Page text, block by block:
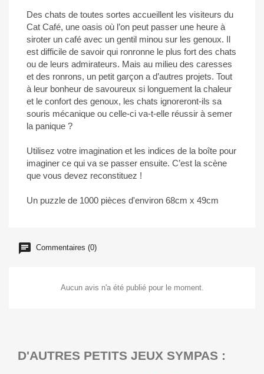
Des chats de toutes sortes accueillent les visiteurs du
Cat Café, une oasis où l’on peut passer une heure à
siroter un café avec un gentil minou sur les genoux. Il
est difficile de savoir qui ronronne le plus fort des chats
ou de leurs admirateurs. Mais au milieu des caresses
et des ronrons, un petit garçon a d’autres projets. Tout
à leur bonheur de savoureux si longuement la chaleur
et le confort des genoux, les chats ignoreront-ils sa
souris mécanique ou celle-ci va-t-elle réussir à semer
la panique ?
Utilisez votre imagination et les indices de la boîte pour
imaginer ce qui va se passer ensuite. C’est la scène
que vous devez reconstituez !
Un puzzle de 1000 pièces d'environ 68cm x 49cm
Commentaires (0)
Aucun avis n'a été publié pour le moment.
D'AUTRES PETITS JEUX SYMPAS :